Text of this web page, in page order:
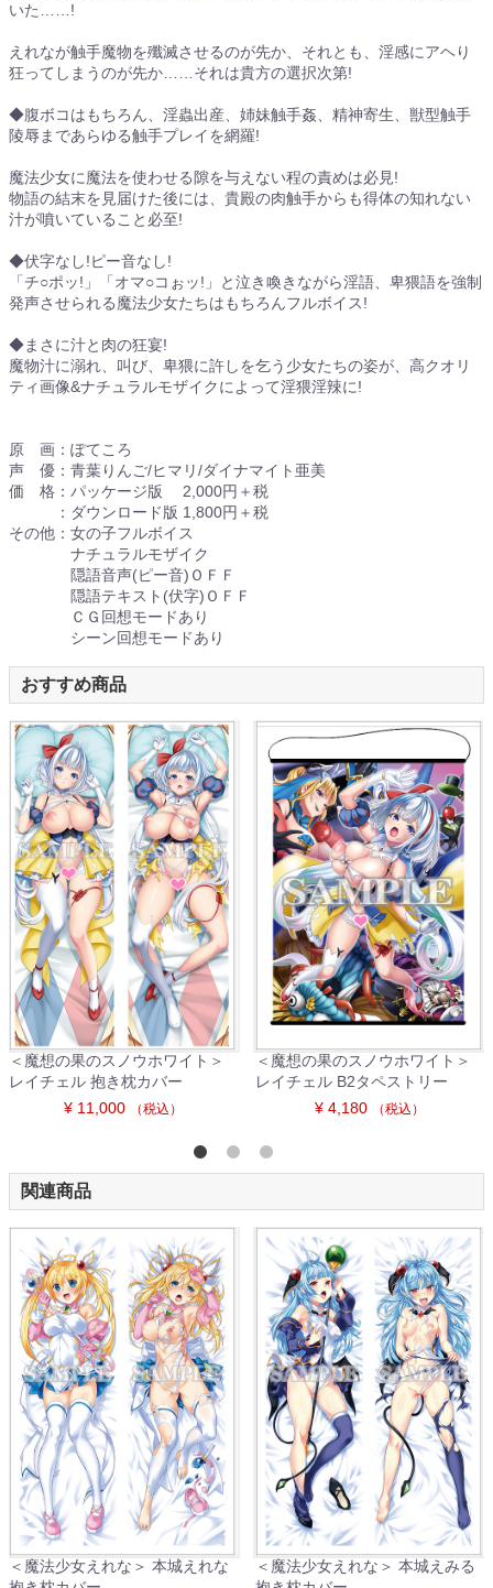
いた……!
えれなが触手魔物を殲滅させるのが先か、それとも、淫感にアヘり
狂ってしまうのが先か……それは貴方の選択次第!
◆腹ボコはもちろん、淫蟲出産、姉妹触手姦、精神寄生、獣型触手
陵辱まであらゆる触手プレイを網羅!
魔法少女に魔法を使わせる隙を与えない程の責めは必見!
物語の結末を見届けた後には、貴殿の肉触手からも得体の知れない
汁が噴いていること必至!
◆伏字なし!ピー音なし!
「チ○ポッ!」「オマ○コぉッ!」と泣き喚きながら淫語、卑猥語を強制
発声させられる魔法少女たちはもちろんフルボイス!
◆まさに汁と肉の狂宴!
魔物汁に溺れ、叫び、卑猥に許しを乞う少女たちの姿が、高クオリ
ティ画像&ナチュラルモザイクによって淫猥淫辣に!
原 画：ぽてころ
声 優：青葉りんご/ヒマリ/ダイナマイト亜美
価 格：パッケージ版 2,000円＋税
：ダウンロード版 1,800円＋税
その他：女の子フルボイス
ナチュラルモザイク
隠語音声(ピー音)ＯＦＦ
隠語テキスト(伏字)ＯＦＦ
ＣＧ回想モードあり
シーン回想モードあり
おすすめ商品
＜魔想の果のスノウホワイト＞
レイチェル 抱き枕カバー
¥ 11,000
（税込）
＜魔想の果のスノウホワイト＞
レイチェル B2タペストリー
¥ 4,180
（税込）
関連商品
＜魔法少女えれな＞ 本城えれな
＜魔法少女えれな＞ 本城えみる